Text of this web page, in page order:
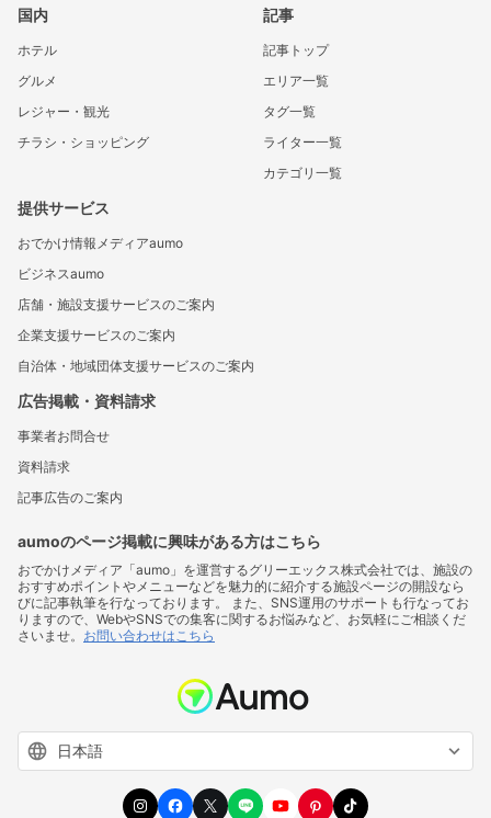
国内
ホテル
グルメ
レジャー・観光
チラシ・ショッピング
記事
記事トップ
エリア一覧
タグ一覧
ライター一覧
カテゴリ一覧
提供サービス
おでかけ情報メディアaumo
ビジネスaumo
店舗・施設支援サービスのご案内
企業支援サービスのご案内
自治体・地域団体支援サービスのご案内
広告掲載・資料請求
事業者お問合せ
資料請求
記事広告のご案内
aumoのページ掲載に興味がある方はこちら
おでかけメディア「aumo」を運営するグリーエックス株式会社では、施設の
おすすめポイントやメニューなどを魅力的に紹介する施設ページの開設なら
びに記事執筆を行なっております。 また、SNS運用のサポートも行なってお
りますので、WebやSNSでの集客に関するお悩みなど、お気軽にご相談くだ
さいませ。 お問い合わせはこちら